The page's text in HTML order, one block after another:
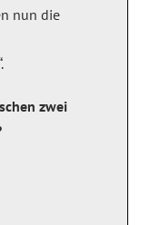
nun die
zwei